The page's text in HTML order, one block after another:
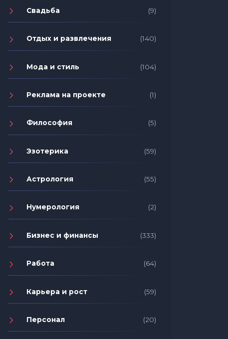
Свадьба (9)
Отдых и развлечения (140)
Мода и стиль (104)
Реклама на проекте (1)
Философия (5)
Эзотерика (59)
Астрология (55)
Нумерология (2)
Бизнес и финансы (333)
Работа (64)
Карьера и рост (59)
Персонал (20)